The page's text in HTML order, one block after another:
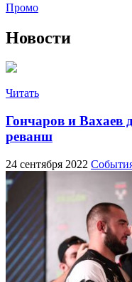
Промо
Новости
Читать
Гончаров и Вахаев
реванш
24 сентября 2022